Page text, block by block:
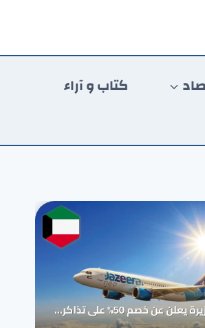
كتاب و آراء